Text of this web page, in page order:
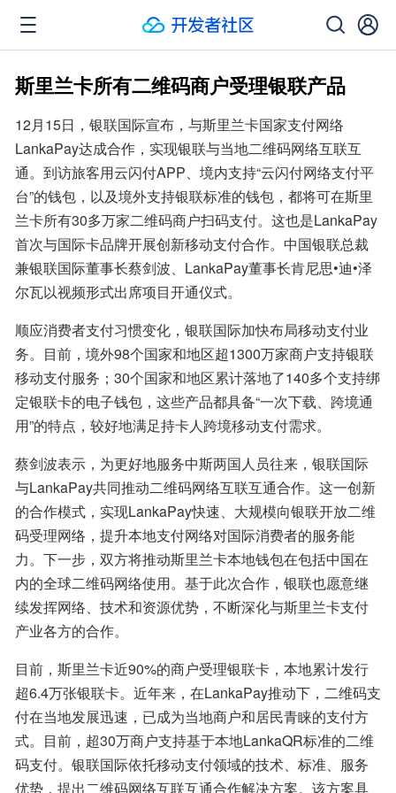
斯里兰卡所有二维码商户受理银联产品
12月15日，银联国际宣布，与斯里兰卡国家支付网络
LankaPay达成合作，实现银联与当地二维码网络互联互
通。到访旅客用云闪付APP、境内支持“云闪付网络支付平
台”的钱包，以及境外支持银联标准的钱包，都将可在斯里
兰卡所有30多万家二维码商户扫码支付。这也是LankaPay
首次与国际卡品牌开展创新移动支付合作。中国银联总裁
兼银联国际董事长蔡剑波、LankaPay董事长肯尼思•迪•泽
尔瓦以视频形式出席项目开通仪式。
顺应消费者支付习惯变化，银联国际加快布局移动支付业
务。目前，境外98个国家和地区超1300万家商户支持银联
移动支付服务；30个国家和地区累计落地了140多个支持绑
定银联卡的电子钱包，这些产品都具备“一次下载、跨境通
用”的特点，较好地满足持卡人跨境移动支付需求。
蔡剑波表示，为更好地服务中斯两国人员往来，银联国际
与LankaPay共同推动二维码网络互联互通合作。这一创新
的合作模式，实现LankaPay快速、大规模向银联开放二维
码受理网络，提升本地支付网络对国际消费者的服务能
力。下一步，双方将推动斯里兰卡本地钱包在包括中国在
内的全球二维码网络使用。基于此次合作，银联也愿意继
续发挥网络、技术和资源优势，不断深化与斯里兰卡支付
产业各方的合作。
目前，斯里兰卡近90%的商户受理银联卡，本地累计发行
超6.4万张银联卡。近年来，在LankaPay推动下，二维码支
付在当地发展迅速，已成为当地商户和居民青睐的支付方
式。目前，超30万商户支持基于本地LankaQR标准的二维
码支付。银联国际依托移动支付领域的技术、标准、服务
优势，提出二维码网络互联互通合作解决方案。该方案具